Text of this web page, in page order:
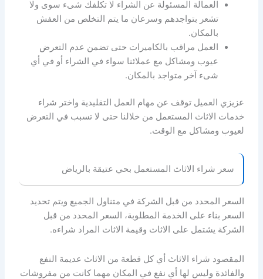
العمالة المسئولة عن الشراء لا تكلفك شىء سوى ولا
تشعر بتواجدهم وسرعان ما يتم التخلص من العفش
بالمكان.
العمل مراقب بالكاميرات حتى تضمن عدم التعرض
عيوب ومشاكل مع عملائنا سواء في الشراء أو في أي
شىء آخر متواجد بالمكان.
عزيزي العميل توقف عن مهام العمل التقليدية واختر شراء
خدمات الاثاث المستعمل من خلالنا حتى لا تسبب في التعرض
لعيوب ومشاكل مع الوقت.
سعر شراء الاثاث المستعمل بحي عتيقة بالرياض
السعر المحدد من قبل الشركة في متناول الجميع ويتم تحديد
السعر بناء على الخدمة المطلوبة، السعر المحدد من قبل
الشركة يشتمل على الاثاث وقيمة الاثاث المراد شراءه.
المقصود شراء الاثاث أي كل قطعة من الاثاث عديمة النفع
والفائدة وليس لها أي نفع في المكان مهما كانت من مفروشات